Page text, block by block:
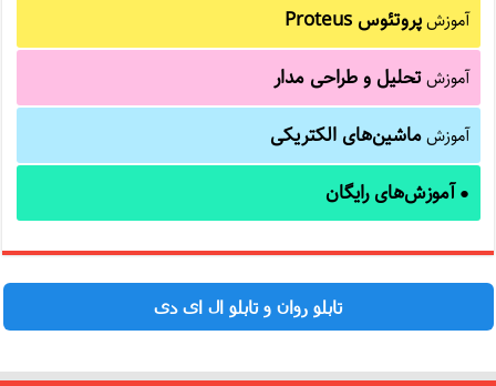
آموزشپروتئوس Proteus
آموزشتحلیل و طراحی مدار
آموزشماشین‌های الکتریکی
●آموزش‌های رایگان
تابلو روان و تابلو ال ای دی